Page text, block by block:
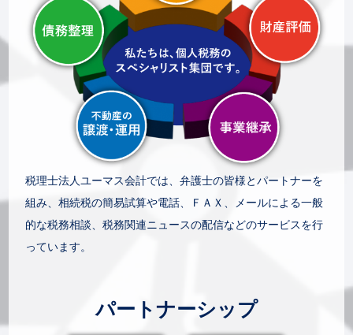
税理士法人ユーマス会計では、弁護士の皆様とパートナーを
組み、相続税の簡易試算や電話、ＦＡＸ、メールによる一般
的な税務相談、税務関連ニュースの配信などのサービスを行
っています。
パートナーシップ